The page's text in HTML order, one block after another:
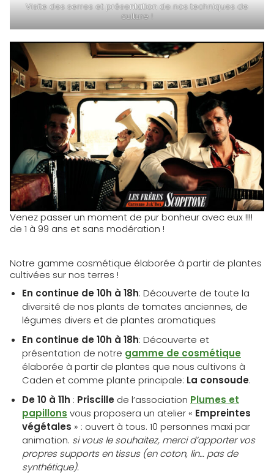
Visite des serres et présentation de nos techniques de
culture !
Venez passer un moment de pur bonheur avec eux !!!!
de 1 à 99 ans et sans modération !
Notre gamme cosmétique élaborée à partir de plantes
cultivées sur nos terres !
En continue de 10h à 18h: Découverte de toute la
diversité de nos plants de tomates anciennes, de
légumes divers et de plantes aromatiques
En continue de 10h à 18h: Découverte et
présentation de notre gamme de cosmétique
élaborée à partir de plantes que nous cultivons à
Caden et comme plante principale: La consoude.
De 10 à 11h : Priscille de l’association Plumes et
papillons vous proposera un atelier « Empreintes
végétales » : ouvert à tous. 10 personnes maxi par
animation. si vous le souhaitez, merci d’apporter vos
propres supports en tissus (en coton, lin… pas de
synthétique).